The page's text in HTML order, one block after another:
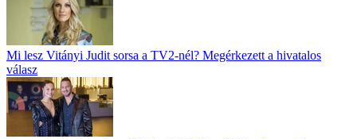
Mi lesz Vitányi Judit sorsa a TV2-nél? Megérkezett a hivatalos
válasz